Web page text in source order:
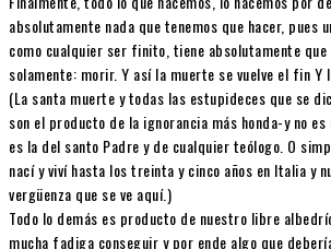
absolutamente nada que tenemos que hacer, pues
como cualquier ser finito, tiene absolutamente que
solamente: morir. Y así la muerte se vuelve el fin Y
(La santa muerte y todas las estupideces que se
son el producto de la ignorancia más honda-y no es
es la del santo Padre y de cualquier teólogo. O
nací y viví hasta los treinta y cinco años en Italia y
vergüenza que se ve aquí.)
Todo lo demás es producto de nuestro libre
mucha fadiga conseguir y por ende algo que